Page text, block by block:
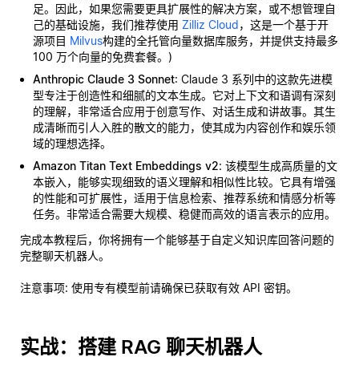
足。因此，如果您需要更具扩展性的解决方案，或不想管理自
己的基础设施，我们推荐使用 Zilliz Cloud，这是一个基于开
源项目 Milvus构建的全托管向量数据库服务，并提供支持最多
100 万个向量的免费套餐。)
Anthropic Claude 3 Sonnet: Claude 3 系列中的这款先进模
型专注于创造性和细腻的文本生成。它对上下文和语调有深刻
的理解，非常适合应用于创意写作、对话生成和讲故事。其生
成清晰而引人入胜的散文的能力，使其成为内容创作和娱乐领
域的理想选择。
Amazon Titan Text Embeddings v2: 该模型生成高质量的文
本嵌入，能够实现细致的语义理解和相似性比较。它具有增强
的性能和可扩展性，适用于信息检索、推荐系统和情感分析等
任务。非常适合需要大规模、稳健而高效的语言表示的应用。
完成本教程后，你将拥有一个能够基于自定义知识库回答问题的
完整聊天机器人。
注意事项: 使用专有模型前请确保已获取有效 API 密钥。
实战：搭建 RAG 聊天机器人